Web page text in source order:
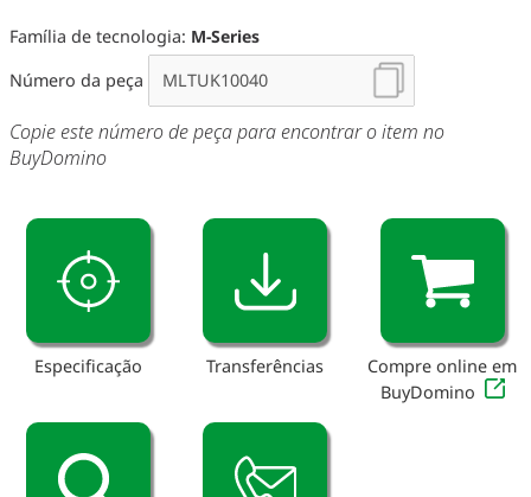
Família de tecnologia: M-Series
Número da peça
Copie este número de peça para encontrar o item no
BuyDomino
Especificação Transferências
Compre online em
BuyDomino